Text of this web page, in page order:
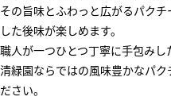
その旨味とふわっと広がるパク
した後味が楽しめます。
職人が一つひとつ丁寧に手包みし
清緑園ならではの風味豊かなパ
ださい。